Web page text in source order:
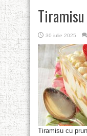
30 iulie 2025
Tiramisu cu